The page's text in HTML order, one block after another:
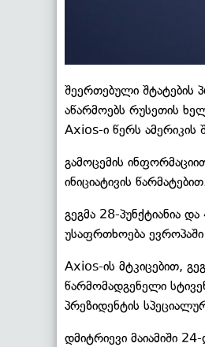
შეერთებული შტატების
აწარმოებს რუსეთის
Axios-ი წერს
გამოცემის
ინიციატივის
გეგმა 28-პუნქტიანია
უსაფრთხოება
Axios-ის მტკიცებით,
წარმომადგენელი
პრეზიდენტის
დმიტრიევი მაიამიში